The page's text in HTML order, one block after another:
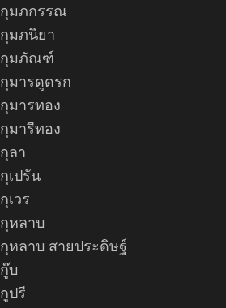
กุมภกรรณ
กุมภนิยา
กุมภัณฑ์
กุมารดูดรก
กุมารทอง
กุมารีทอง
กุลา
กุเปรัน
กุเวร
กุหลาบ
กุหลาบ สายประดิษฐ์
กู๊บ
กูปรี